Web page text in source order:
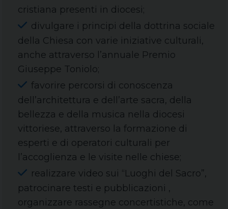
cristiana presenti in diocesi;
divulgare i principi della dottrina sociale
della Chiesa con varie iniziative culturali,
anche attraverso l’annuale Premio
Giuseppe Toniolo;
favorire percorsi di conoscenza
dell’architettura e dell’arte sacra, della
bellezza e della musica nella diocesi
vittoriese, attraverso la formazione di
esperti e di operatori culturali per
l’accoglienza e le visite nelle chiese;
realizzare video sui “Luoghi del Sacro”,
patrocinare testi e pubblicazioni ,
organizzare rassegne concertistiche, come